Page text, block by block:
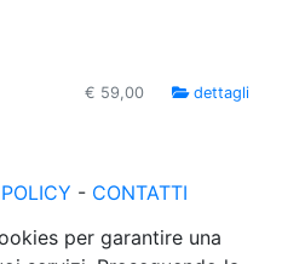
€ 59,00 dettagli
- CONTATTI
per garantire una